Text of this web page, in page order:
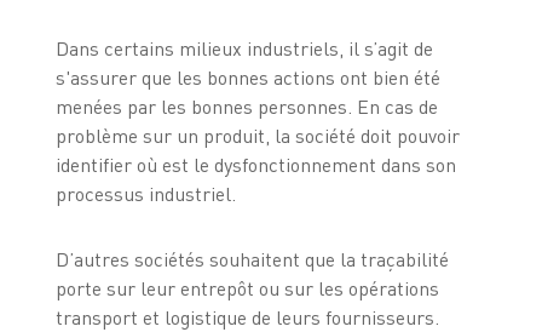
Dans certains milieux industriels, il s’agit de
s'assurer que les bonnes actions ont bien été
menées par les bonnes personnes. En cas de
problème sur un produit, la société doit pouvoir
identifier où est le dysfonctionnement dans son
processus industriel.
D’autres sociétés souhaitent que la traçabilité
porte sur leur entrepôt ou sur les opérations
transport et logistique de leurs fournisseurs.